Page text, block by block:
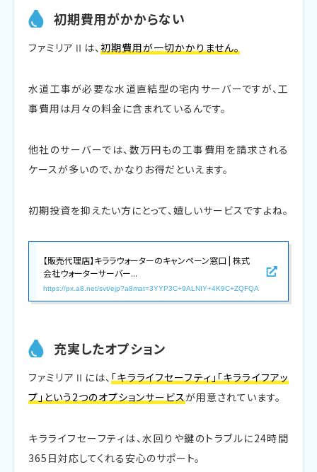
初期費用がかからない
ファミリアⅡは、 初期費用が一切かかりません。
水道工事が必要な水道直結型の宅内サーバーですが、工
事費用は月々の料金に含まれているんです。
他社のサーバーでは、数万円もの工事費用を請求される
ケースが多いので、かなりお得だといえます。
初期投資を抑えたい方にとって、嬉しいサービスですよね。
【販売代理店】キララウォーターのキャンペーン窓口 | 株式
会社ウォーターサーバー...
https://px.a8.net/svt/ejp?a8mat=3YYP3C+9ALNIY+4K9C+ZQFQA
充実したオプション
ファミリアⅡには、 「キラライフセーフティ」「キラライフアッ
プ」という2つのオプションサービスが用意されています。
キラライフセーフティは、水回りや鍵のトラブルに24時間
365日対応してくれる安心のサポート。